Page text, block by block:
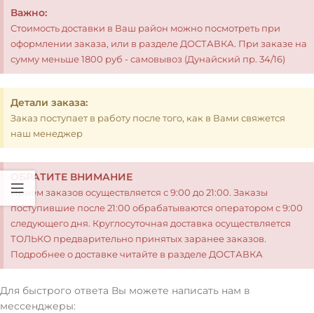
Важно:
Стоимость доставки в Ваш район можно посмотреть при
оформлении заказа, или в разделе ДОСТАВКА. При заказе на
сумму меньше 1800 руб - самовывоз (Дунайский пр. 34/16)
Детали заказа:
Заказ поступает в работу после того, как в Вами свяжется
наш менеджер
ОБРАТИТЕ ВНИМАНИЕ
Прием заказов осуществляется с 9:00 до 21:00. Заказы
поступившие после 21:00 обрабатываются оператором с 9:00
следующего дня. Круглосуточная доставка осуществляется
ТОЛЬКО предварительно принятых заранее заказов.
Подробнее о доставке читайте в разделе ДОСТАВКА
Для быстрого ответа Вы можете написать нам в
мессенджеры: